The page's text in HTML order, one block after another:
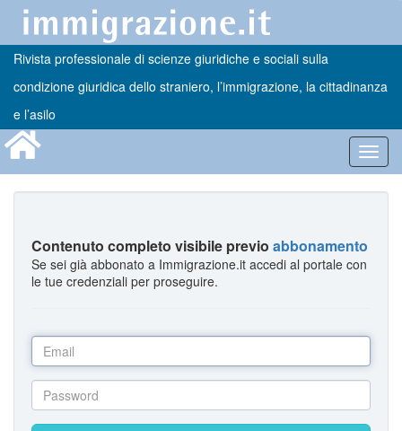
Rivista professionale di scienze giuridiche e sociali sulla
condizione giuridica dello straniero, l’immigrazione, la cittadinanza
e l’asilo
Contenuto completo visibile previo abbonamento
Se sei già abbonato a Immigrazione.it accedi al portale con
le tue credenziali per proseguire.